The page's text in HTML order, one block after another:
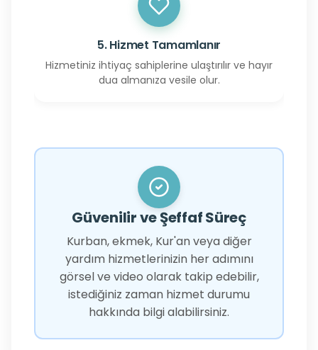
5. Hizmet Tamamlanır
Hizmetiniz ihtiyaç sahiplerine ulaştırılır ve hayır
dua almanıza vesile olur.
Güvenilir ve Şeffaf Süreç
Kurban, ekmek, Kur'an veya diğer
yardım hizmetlerinizin her adımını
görsel ve video olarak takip edebilir,
istediğiniz zaman hizmet durumu
hakkında bilgi alabilirsiniz.